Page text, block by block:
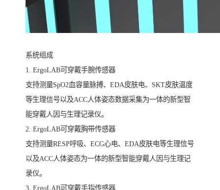
系统组成
1. ErgoLAB可穿戴手腕传感器
支持测量SpO2血容量脉搏、EDA皮肤电、SKT皮肤温度
等生理信号以及ACC人体姿态数据采集为一体的新型智
能穿戴人因与生理记录仪。
2. ErgoLAB可穿戴胸带传感器
支持测量RESP呼吸、ECG心电、EDA皮肤电等生理信号
以及ACC人体姿态为一体的新型智能穿戴人因与生理记
录仪。
3. ErgoLAB可穿戴手指传感器